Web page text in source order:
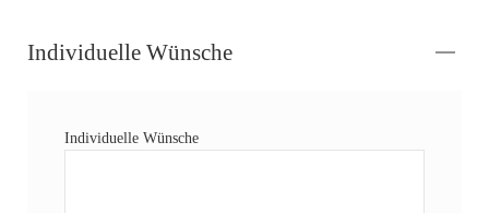
Individuelle Wünsche
Individuelle Wünsche